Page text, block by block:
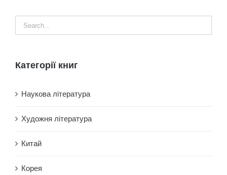
Категорії книг
Наукова література
Художня література
Китай
Корея